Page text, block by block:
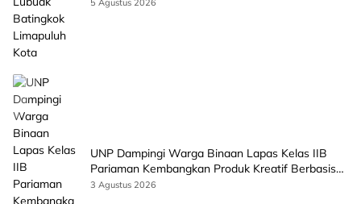
UNP Dampingi Warga Binaan Lapas Kelas IIB
Pariaman Kembangkan Produk Kreatif Berbasis
AI
3 Agustus 2026